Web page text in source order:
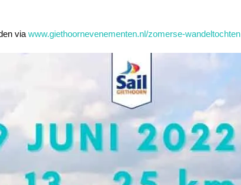
via www.giethoornevenementen.nl/zomerse-wandeltochten